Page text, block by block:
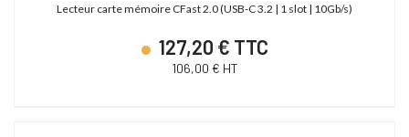
Lecteur carte mémoire CFast 2.0 (USB-C 3.2 | 1 slot | 10Gb/s)
127,20 € TTC
106,00 € HT